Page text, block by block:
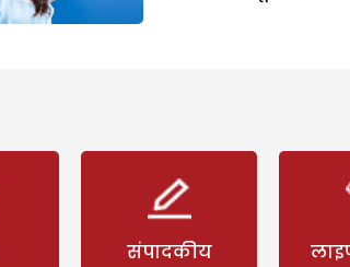
संपादकीय